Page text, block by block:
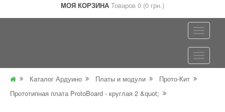
МОЯ КОРЗИНА Товаров 0 (0 грн.)
Каталог Ардуино Платы и модули
Прото-Кит
Прототипная плата ProtoBoard - круглая 2 &quot;